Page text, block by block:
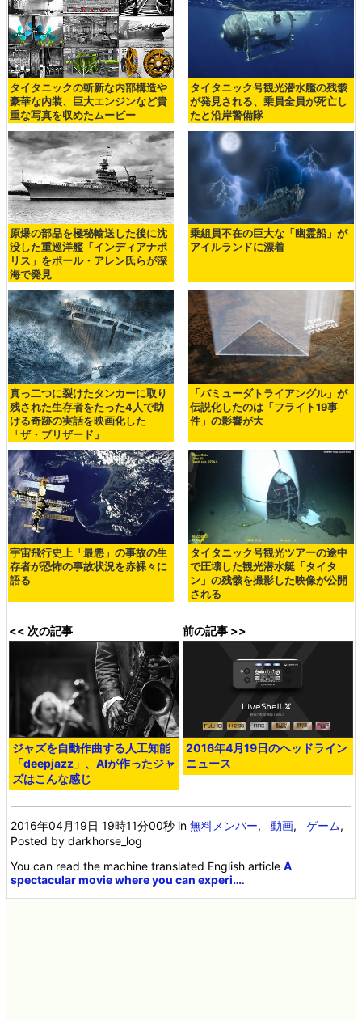
タイタニックの斬新な内部構造や
豪華な内装、巨大エンジンなど貴
重な写真を収めたムービー
タイタニック号観光潜水艦の残骸
が発見される、乗員全員が死亡し
たと沿岸警備隊
原爆の部品を極秘輸送した後に沈
没した重巡洋艦「インディアナポ
リス」をポール・アレン氏らが深
海で発見
乗組員不在の巨大な「幽霊船」が
アイルランドに漂着
真っ二つに裂けたタンカーに取り
残された生存者をたった4人で助
ける奇跡の実話を映画化した
「ザ・ブリザード」
「バミューダトライアングル」が
伝説化したのは「フライト19事
件」の影響が大
宇宙飛行史上「最悪」の事故の生
存者が恐怖の事故状況を赤裸々に
語る
タイタニック号観光ツアーの途中
で圧壊した観光潜水艇「タイタ
ン」の残骸を撮影した映像が公開
される
<< 次の記事
ジャズを自動作曲する人工知能
「deepjazz」、AIが作ったジャ
ズはこんな感じ
前の記事 >>
2016年4月19日のヘッドライン
ニュース
2016年04月19日 19時11分00秒 in無料メンバー,動画,ゲーム,
Posted by darkhorse_log
You can read the machine translated English articleA
spectacular movie where you can experi….